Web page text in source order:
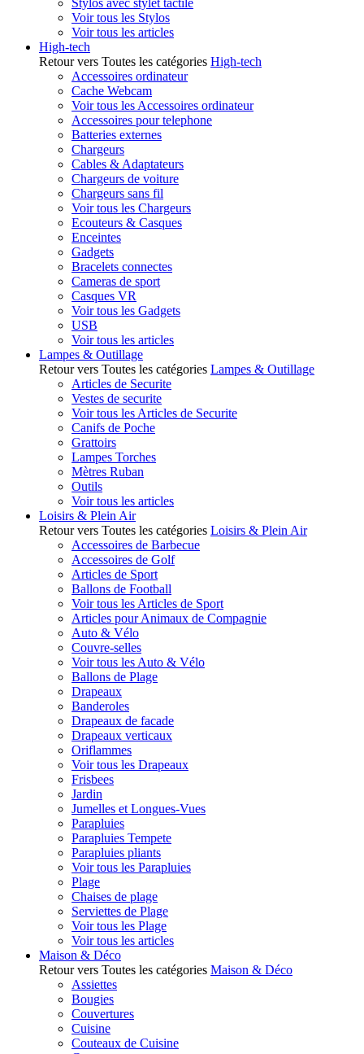
Stylos avec stylet tactile
Voir tous les Stylos
Voir tous les articles
High-tech
Retour vers Toutes les catégories High-tech
Accessoires ordinateur
Cache Webcam
Voir tous les Accessoires ordinateur
Accessoires pour telephone
Batteries externes
Chargeurs
Cables & Adaptateurs
Chargeurs de voiture
Chargeurs sans fil
Voir tous les Chargeurs
Ecouteurs & Casques
Enceintes
Gadgets
Bracelets connectes
Cameras de sport
Casques VR
Voir tous les Gadgets
USB
Voir tous les articles
Lampes & Outillage
Retour vers Toutes les catégories Lampes & Outillage
Articles de Securite
Vestes de securite
Voir tous les Articles de Securite
Canifs de Poche
Grattoirs
Lampes Torches
Mètres Ruban
Outils
Voir tous les articles
Loisirs & Plein Air
Retour vers Toutes les catégories Loisirs & Plein Air
Accessoires de Barbecue
Accessoires de Golf
Articles de Sport
Ballons de Football
Voir tous les Articles de Sport
Articles pour Animaux de Compagnie
Auto & Vélo
Couvre-selles
Voir tous les Auto & Vélo
Ballons de Plage
Drapeaux
Banderoles
Drapeaux de facade
Drapeaux verticaux
Oriflammes
Voir tous les Drapeaux
Frisbees
Jardin
Jumelles et Longues-Vues
Parapluies
Parapluies Tempete
Parapluies pliants
Voir tous les Parapluies
Plage
Chaises de plage
Serviettes de Plage
Voir tous les Plage
Voir tous les articles
Maison & Déco
Retour vers Toutes les catégories Maison & Déco
Assiettes
Bougies
Couvertures
Cuisine
Couteaux de Cuisine